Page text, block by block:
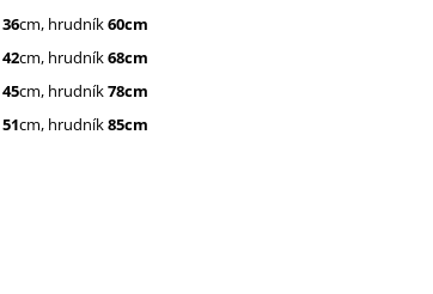
36cm, hrudník60cm
42cm, hrudník68cm
45cm, hrudník78cm
51cm, hrudník85cm